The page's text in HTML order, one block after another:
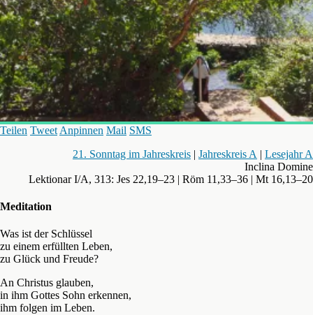
Teilen Tweet Anpinnen Mail SMS
21. Sonntag im Jahreskreis | Jahreskreis A | Lesejahr A
Inclina Domine
Lektionar I/A, 313: Jes 22,19–23 | Röm 11,33–36 | Mt 16,13–20
Meditation
Was ist der Schlüssel
zu einem erfüllten Leben,
zu Glück und Freude?
An Christus glauben,
in ihm Gottes Sohn erkennen,
ihm folgen im Leben.